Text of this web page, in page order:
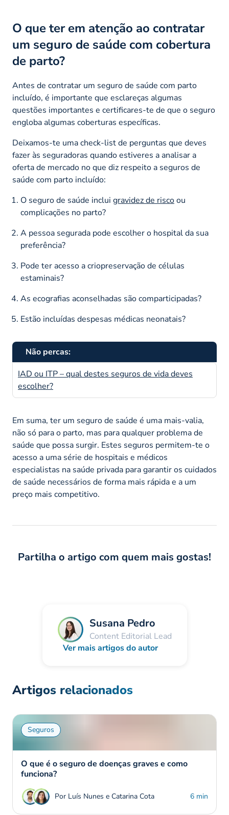
O que ter em atenção ao contratar
um seguro de saúde com cobertura
de parto?
Antes de contratar um seguro de saúde com parto
incluído, é importante que esclareças algumas
questões importantes e certificares-te de que o seguro
engloba algumas coberturas específicas.
Deixamos-te uma check-list de perguntas que deves
fazer às seguradoras quando estiveres a analisar a
oferta de mercado no que diz respeito a seguros de
saúde com parto incluído:
O seguro de saúde inclui gravidez de riscoou
complicações no parto?
A pessoa segurada pode escolher o hospital da sua
preferência?
Pode ter acesso a criopreservação de células
estaminais?
As ecografias aconselhadas são comparticipadas?
Estão incluídas despesas médicas neonatais?
Não percas:
IAD ou ITP – qual destes seguros de vida deves
escolher?
Em suma, ter um seguro de saúde é uma mais-valia,
não só para o parto, mas para qualquer problema de
saúde que possa surgir. Estes seguros permitem-te o
acesso a uma série de hospitais e médicos
especialistas na saúde privada para garantir os cuidados
de saúde necessários de forma mais rápida e a um
preço mais competitivo.
Partilha o artigo com quem mais gostas!
Susana Pedro
Content Editorial Lead
Ver mais artigos do autor
Artigos relacionados
Seguros
O que é o seguro de doenças graves e como
funciona?
Por Luís Nunes e Catarina Cota 6 min